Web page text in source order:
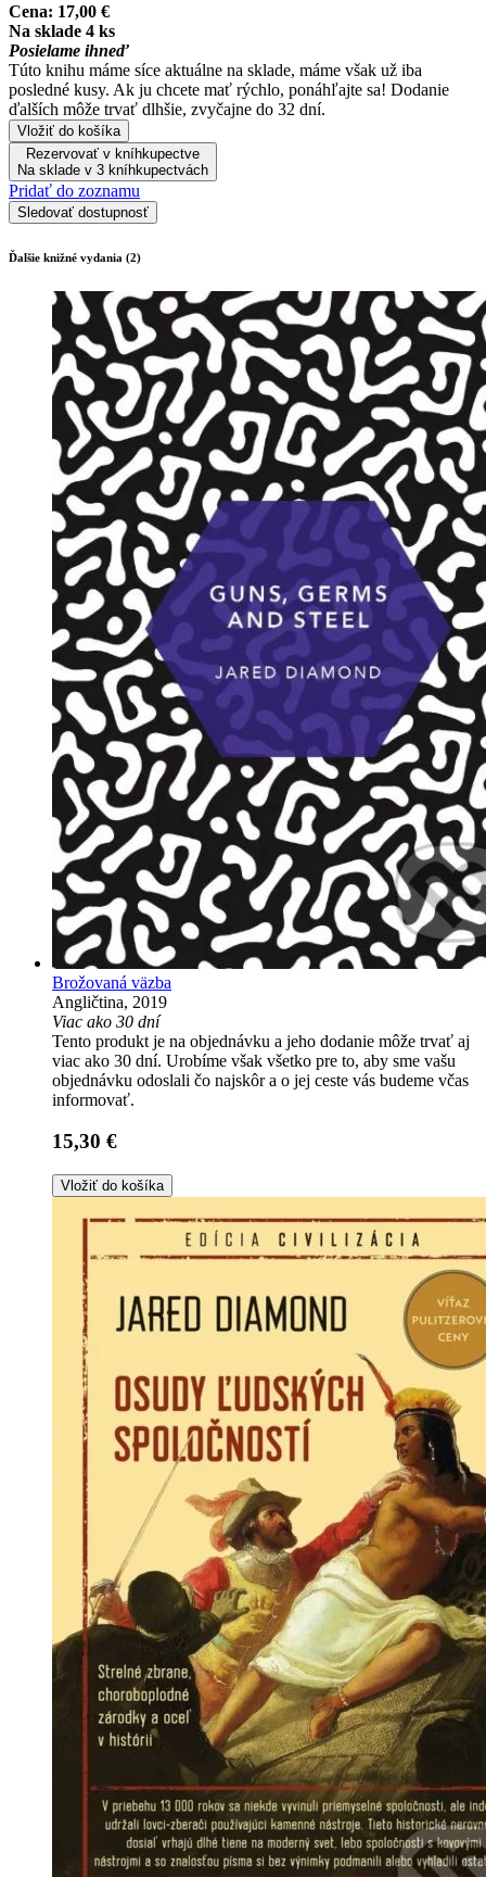
Cena: 17,00 €
Na sklade 4 ks
Posielame ihneď
Túto knihu máme síce aktuálne na sklade, máme však už iba
posledné kusy. Ak ju chcete mať rýchlo, ponáhľajte sa! Dodanie
ďalších môže trvať dlhšie, zvyčajne do 32 dní.
Vložiť do košíka
Rezervovať v kníhkupectve
Na sklade v 3 kníhkupectvách
Pridať do zoznamu
Sledovať dostupnosť
Ďalšie knižné vydania (2)
Brožovaná väzba
Angličtina, 2019
Viac ako 30 dní
Tento produkt je na objednávku a jeho dodanie môže trvať aj
viac ako 30 dní. Urobíme však všetko pre to, aby sme vašu
objednávku odoslali čo najskôr a o jej ceste vás budeme včas
informovať.
15,30 €
Vložiť do košíka